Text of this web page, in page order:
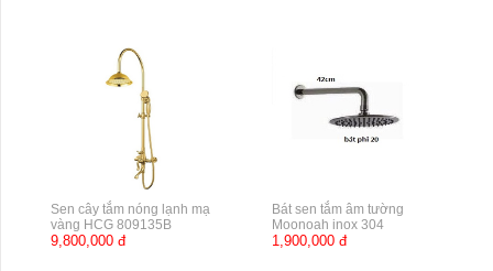
Sen cây tắm nóng lạnh mạ
vàng HCG 809135B
9,800,000 đ
Bát sen tắm âm tường
Moonoah inox 304
1,900,000 đ